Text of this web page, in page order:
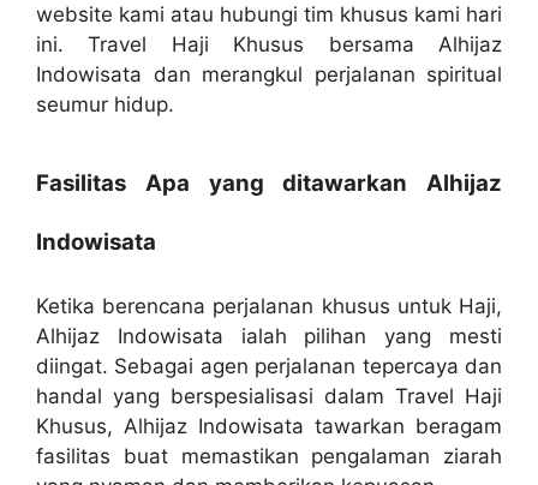
website kami atau hubungi tim khusus kami hari
ini. Travel Haji Khusus bersama Alhijaz
Indowisata dan merangkul perjalanan spiritual
seumur hidup.
Fasilitas Apa yang ditawarkan Alhijaz
Indowisata
Ketika berencana perjalanan khusus untuk Haji,
Alhijaz Indowisata ialah pilihan yang mesti
diingat. Sebagai agen perjalanan tepercaya dan
handal yang berspesialisasi dalam Travel Haji
Khusus, Alhijaz Indowisata tawarkan beragam
fasilitas buat memastikan pengalaman ziarah